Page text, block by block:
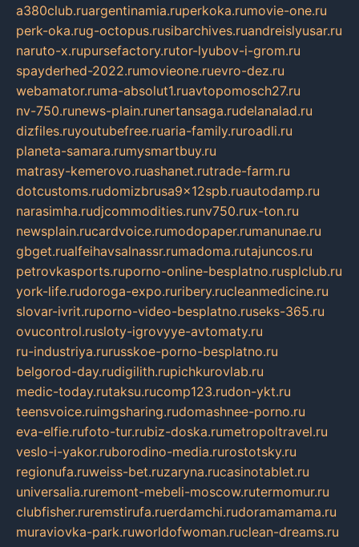
a380club.ruargentinamia.ruperkoka.rumovie-one.ru
perk-oka.rug-octopus.rusibarchives.ruandreislyusar.ru
naruto-x.rupursefactory.rutor-lyubov-i-grom.ru
spayderhed-2022.rumovieone.ruevro-dez.ru
webamator.ruma-absolut1.ruavtopomosch27.ru
nv-750.runews-plain.runertansaga.rudelanalad.ru
dizfiles.ruyoutubefree.ruaria-family.ruroadli.ru
planeta-samara.rumysmartbuy.ru
matrasy-kemerovo.ruashanet.rutrade-farm.ru
dotcustoms.rudomizbrusa9x12spb.ruautodamp.ru
narasimha.rudjcommodities.runv750.rux-ton.ru
newsplain.rucardvoice.rumodopaper.rumanunae.ru
gbget.rualfeihavsalnassr.rumadoma.rutajuncos.ru
petrovkasports.ruporno-online-besplatno.rusplclub.ru
york-life.rudoroga-expo.ruribery.rucleanmedicine.ru
slovar-ivrit.ruporno-video-besplatno.ruseks-365.ru
ovucontrol.rusloty-igrovyye-avtomaty.ru
ru-industriya.rurusskoe-porno-besplatno.ru
belgorod-day.rudigilith.rupichkurovlab.ru
medic-today.rutaksu.rucomp123.rudon-ykt.ru
teensvoice.ruimgsharing.rudomashnee-porno.ru
eva-elfie.rufoto-tur.rubiz-doska.rumetropoltravel.ru
veslo-i-yakor.ruborodino-media.rurostotsky.ru
regionufa.ruweiss-bet.ruzaryna.rucasinotablet.ru
universalia.ruremont-mebeli-moscow.rutermomur.ru
clubfisher.ruremstirufa.ruerdamchi.rudoramamama.ru
muraviovka-park.ruworldofwoman.ruclean-dreams.ru